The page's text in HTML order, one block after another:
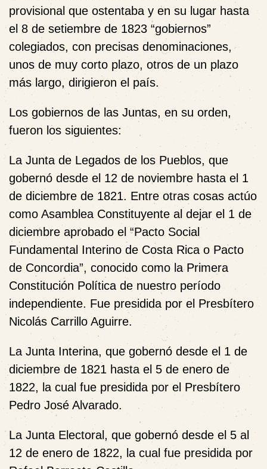
provisional que ostentaba y en su lugar hasta
el 8 de setiembre de 1823 “gobiernos”
colegiados, con precisas denominaciones,
unos de muy corto plazo, otros de un plazo
más largo, dirigieron el país.
Los gobiernos de las Juntas, en su orden,
fueron los siguientes:
La Junta de Legados de los Pueblos, que
gobernó desde el 12 de noviembre hasta el 1
de diciembre de 1821. Entre otras cosas actúo
como Asamblea Constituyente al dejar el 1 de
diciembre aprobado el “Pacto Social
Fundamental Interino de Costa Rica o Pacto
de Concordia”, conocido como la Primera
Constitución Política de nuestro período
independiente. Fue presidida por el Presbítero
Nicolás Carrillo Aguirre.
La Junta Interina, que gobernó desde el 1 de
diciembre de 1821 hasta el 5 de enero de
1822, la cual fue presidida por el Presbítero
Pedro José Alvarado.
La Junta Electoral, que gobernó desde el 5 al
12 de enero de 1822, la cual fue presidida por